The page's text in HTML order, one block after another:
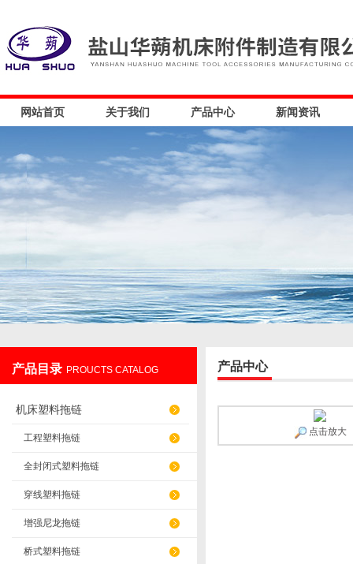
网站首页 关于我们 产品中心 新闻资讯
产品目录 PROUCTS CATALOG
机床塑料拖链
工程塑料拖链
全封闭式塑料拖链
穿线塑料拖链
增强尼龙拖链
桥式塑料拖链
产品中心
点击放大